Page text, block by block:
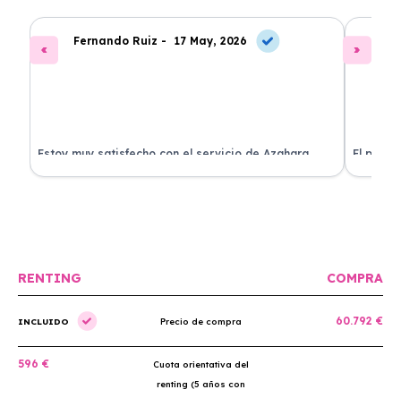
Fernando Ruiz - 17 May, 2026
Estoy muy satisfecho con el servicio de Azahara
Renting. El coche está en perfectas condiciones y el
El
llegó
RENTING COMPRA
INCLUIDO Precio de compra 60.792 €
596 €
Cuota orientativa del
renting (5 años con